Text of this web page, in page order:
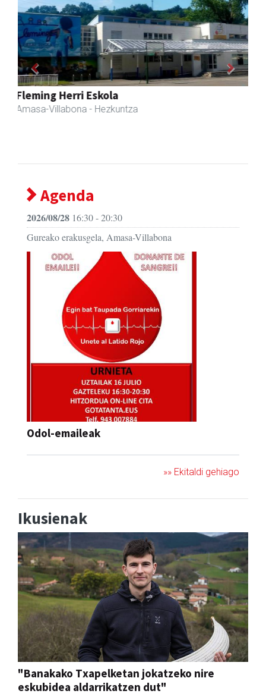
Amane
Amasa-Villabona - Arropa-dendak
Previous Next
Agenda
2026/08/28 16:30 - 20:30
Gureako erakusgela, Amasa-Villabona
Odol-emaileak
»» Ekitaldi gehiago
Ikusienak
"Banakako Txapelketan jokatzeko nire
eskubidea aldarrikatzen dut"